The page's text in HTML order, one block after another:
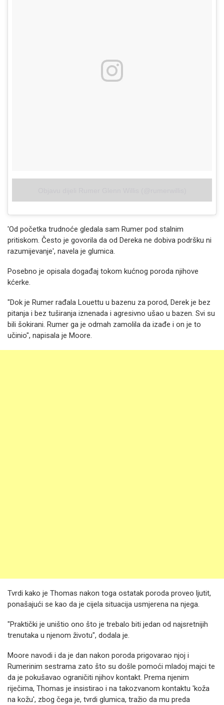
'Od početka trudnoće gledala sam Rumer pod stalnim
pritiskom. Često je govorila da od Dereka ne dobiva podršku ni
razumijevanje', navela je glumica.
Posebno je opisala događaj tokom kućnog poroda njihove
kćerke.
"Dok je Rumer rađala Louettu u bazenu za porod, Derek je bez
pitanja i bez tuširanja iznenada i agresivno ušao u bazen. Svi su
bili šokirani. Rumer ga je odmah zamolila da izađe i on je to
učinio", napisala je Moore.
Tvrdi kako je Thomas nakon toga ostatak poroda proveo ljutit,
ponašajući se kao da je cijela situacija usmjerena na njega.
"Praktički je uništio ono što je trebalo biti jedan od najsretnijih
trenutaka u njenom životu", dodala je.
Moore navodi i da je dan nakon poroda prigovarao njoj i
Rumerinim sestrama zato što su došle pomoći mladoj majci te
da je pokušavao ograničiti njihov kontakt. Prema njenim
riječima, Thomas je insistirao i na takozvanom kontaktu 'koža
na kožu', zbog čega je, tvrdi glumica, tražio da mu preda